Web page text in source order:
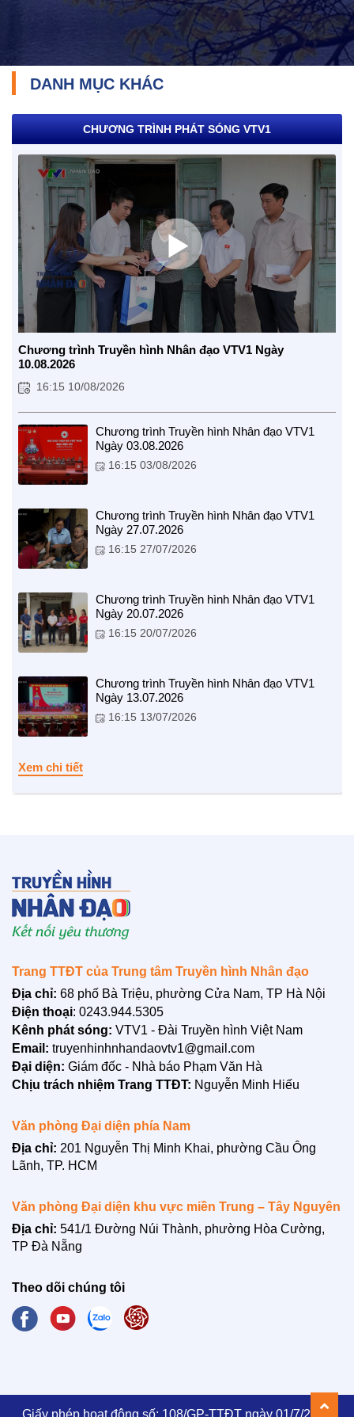
TRÁCH NHIỆM CỘNG ĐỒNG
Doanh nghiệp - Doanh nhân
Mô hình tiêu biểu
CUỘC SỐNG TƯƠI ĐẸP
Nối trọn yêu thương VTV1
Trái tim có nắng
NHỊP CẦU NHÂN ÁI
Địa chỉ nhân ái
BẠN ĐỌC
DANH MỤC KHÁC
CHƯƠNG TRÌNH PHÁT SÓNG VTV1
Chương trình Truyền hình Nhân đạo VTV1 Ngày
10.08.2026
16:15 10/08/2026
Chương trình Truyền hình Nhân đạo VTV1
Ngày 03.08.2026
16:15 03/08/2026
Chương trình Truyền hình Nhân đạo VTV1
Ngày 27.07.2026
16:15 27/07/2026
Chương trình Truyền hình Nhân đạo VTV1
Ngày 20.07.2026
16:15 20/07/2026
Chương trình Truyền hình Nhân đạo VTV1
Ngày 13.07.2026
16:15 13/07/2026
Xem chi tiết
Trang TTĐT của Trung tâm Truyền hình Nhân đạo
Địa chỉ: 68 phố Bà Triệu, phường Cửa Nam, TP Hà Nội
Điện thoại: 0243.944.5305
Kênh phát sóng: VTV1 - Đài Truyền hình Việt Nam
Email: truyenhinhnhandaovtv1@gmail.com
Đại diện: Giám đốc - Nhà báo Phạm Văn Hà
Chịu trách nhiệm Trang TTĐT: Nguyễn Minh Hiếu
Văn phòng Đại diện phía Nam
Địa chỉ: 201 Nguyễn Thị Minh Khai, phường Cầu Ông
Lãnh, TP. HCM
Văn phòng Đại diện khu vực miền Trung – Tây Nguyên
Địa chỉ: 541/1 Đường Núi Thành, phường Hòa Cường,
TP Đà Nẵng
Theo dõi chúng tôi